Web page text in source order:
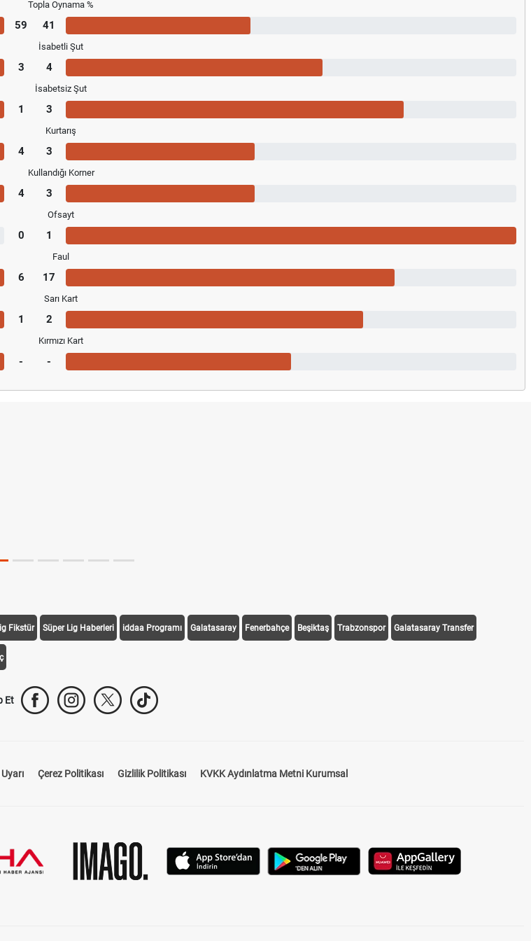
Topla Oynama %
59 41
İsabetli Şut
3 4
İsabetsiz Şut
1 3
Kurtarış
4 3
Kullandığı Korner
4 3
Ofsayt
0 1
Faul
6 17
Sarı Kart
1 2
Kırmızı Kart
- -
Fikstür Süper Lig Haberleri iddaa Programı Galatasaray Fenerbahçe Beşiktaş Trabzonspor Galatasaray Transfer
Et
Çerez Politikası Gizlilik Politikası KVKK Aydınlatma Metni Kurumsal